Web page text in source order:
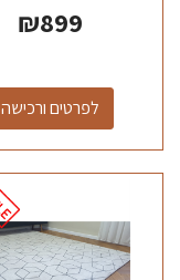
₪899
לפרטים ורכישה